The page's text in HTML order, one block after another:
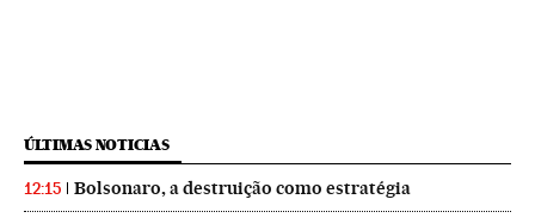
ÚLTIMAS NOTICIAS
12:15 Bolsonaro, a destruição como estratégia